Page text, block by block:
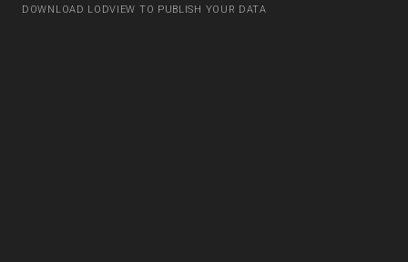
DOWNLOAD LODVIEW TO PUBLISH YOUR DATA